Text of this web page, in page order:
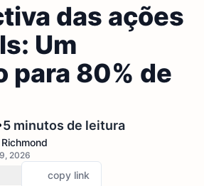
das ações
Um
para 80% de
5 minutos de leitura
2026
copy link